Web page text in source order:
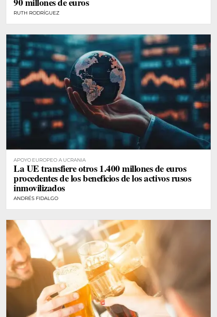
RUTH RODRÍGUEZ
APOYO EUROPEO A UCRANIA
La UE transfiere otros 1.400 millones de euros
procedentes de los beneficios de los activos rusos
inmovilizados
ANDRÉS FIDALGO